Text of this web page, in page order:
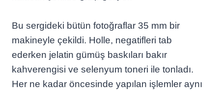
Bu sergideki bütün fotoğraflar 35 mm bir
makineyle çekildi. Holle, negatifleri tab
ederken jelatin gümüş baskıları bakır
kahverengisi ve selenyum toneri ile tonladı.
Her ne kadar öncesinde yapılan işlemler aynı